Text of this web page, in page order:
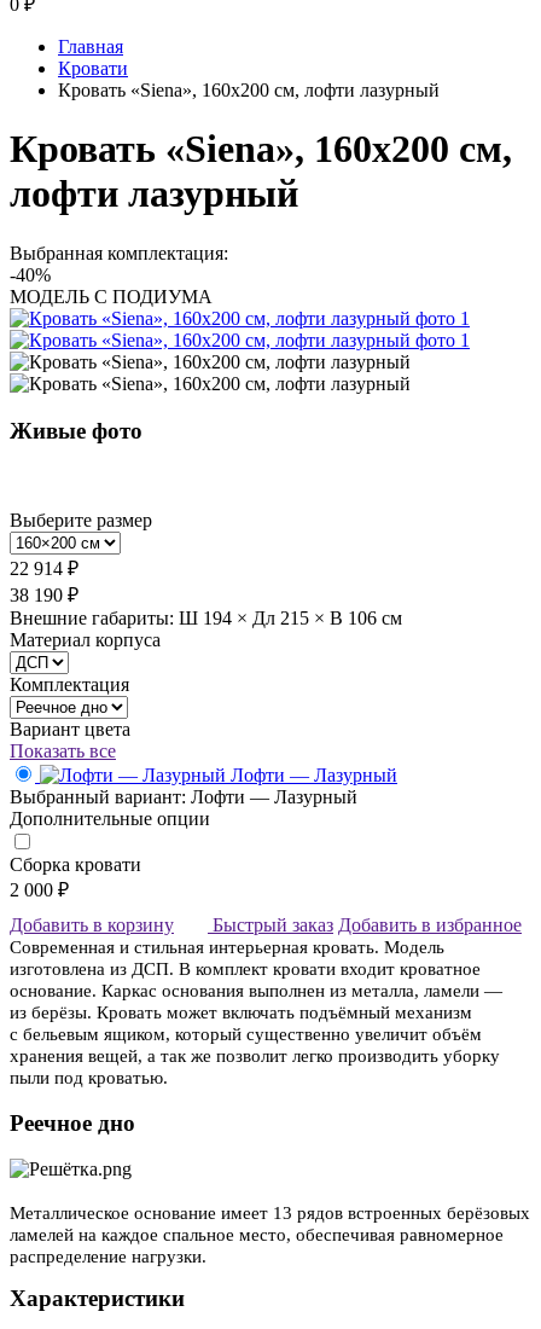
0 ₽
Главная
Кровати
Кровать «Siena», 160x200 см, лофти лазурный
Кровать «Siena», 160x200 см,
лофти лазурный
Выбранная комплектация:
-40%
МОДЕЛЬ С ПОДИУМА
Живые фото
Выберите размер
22 914 ₽
38 190 ₽
Внешние габариты: Ш 194 × Дл 215 × В 106 см
Материал корпуса
Комплектация
Вариант цвета
Показать все
Лофти — Лазурный
Выбранный вариант: Лофти — Лазурный
Дополнительные опции
Сборка кровати
2 000 ₽
Добавить в корзину
Быстрый заказ Добавить в избранное
Современная и стильная интерьерная кровать. Модель
изготовлена из ДСП. В комплект кровати входит кроватное
основание. Каркас основания выполнен из металла, ламели —
из берёзы. Кровать может включать подъёмный механизм
с бельевым ящиком, который существенно увеличит объём
хранения вещей, а так же позволит легко производить уборку
пыли под кроватью.
Реечное дно
Металлическое основание имеет 13 рядов встроенных берёзовых
ламелей на каждое спальное место, обеспечивая равномерное
распределение нагрузки.
Характеристики